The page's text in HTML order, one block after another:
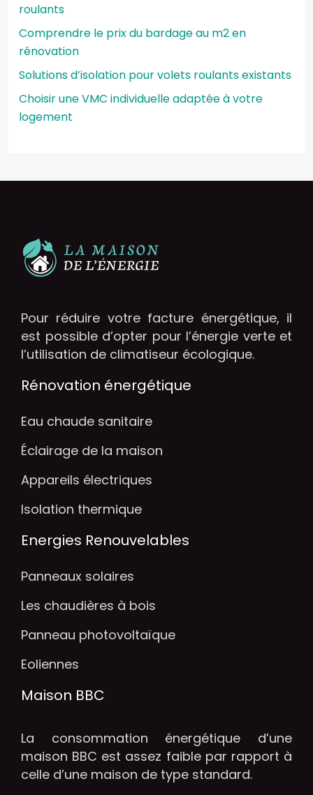
roulants
Comprendre le prix du bardage au m2 en
rénovation
Solutions d’isolation pour volets roulants existants
Choisir une VMC individuelle adaptée à votre
logement
Pour réduire votre facture énergétique, il
est possible d’opter pour l’énergie verte et
l’utilisation de climatiseur écologique.
Rénovation énergétique
Eau chaude sanitaire
Éclairage de la maison
Appareils électriques
Isolation thermique
Energies Renouvelables
Panneaux solaires
Les chaudières à bois
Panneau photovoltaïque
Eoliennes
Maison BBC
La consommation énergétique d’une
maison BBC est assez faible par rapport à
celle d’une maison de type standard.